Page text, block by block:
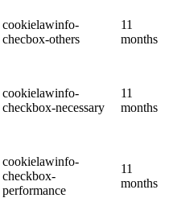
cookielawinfo-
checbox-others
11
months
cookielawinfo-
checkbox-necessary
11
months
cookielawinfo-
checkbox-
performance
11
months